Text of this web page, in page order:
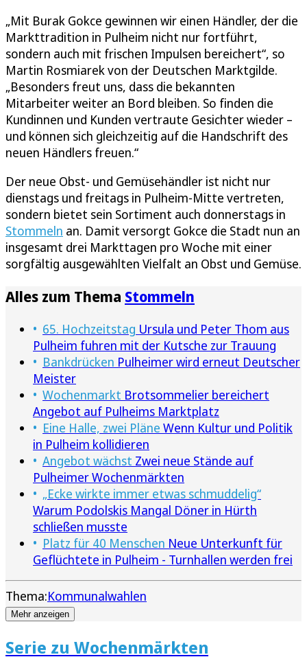
„Mit Burak Gokce gewinnen wir einen Händler, der die
Markttradition in Pulheim nicht nur fortführt,
sondern auch mit frischen Impulsen bereichert“, so
Martin Rosmiarek von der Deutschen Marktgilde.
„Besonders freut uns, dass die bekannten
Mitarbeiter weiter an Bord bleiben. So finden die
Kundinnen und Kunden vertraute Gesichter wieder –
und können sich gleichzeitig auf die Handschrift des
neuen Händlers freuen.“
Der neue Obst- und Gemüsehändler ist nicht nur
dienstags und freitags in Pulheim-Mitte vertreten,
sondern bietet sein Sortiment auch donnerstags in
Stommeln an. Damit versorgt Gokce die Stadt nun an
insgesamt drei Markttagen pro Woche mit einer
sorgfältig ausgewählten Vielfalt an Obst und Gemüse.
Alles zum Thema Stommeln
65. Hochzeitstag Ursula und Peter Thom aus
Pulheim fuhren mit der Kutsche zur Trauung
Bankdrücken Pulheimer wird erneut Deutscher
Meister
Wochenmarkt Brotsommelier bereichert
Angebot auf Pulheims Marktplatz
Eine Halle, zwei Pläne Wenn Kultur und Politik
in Pulheim kollidieren
Angebot wächst Zwei neue Stände auf
Pulheimer Wochenmärkten
„Ecke wirkte immer etwas schmuddelig“
Warum Podolskis Mangal Döner in Hürth
schließen musste
Platz für 40 Menschen Neue Unterkunft für
Geflüchtete in Pulheim - Turnhallen werden frei
Thema:Kommunalwahlen
Mehr anzeigen
Serie zu Wochenmärkten